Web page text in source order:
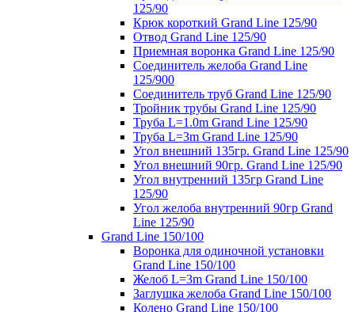
125/90
Крюк короткий Grand Line 125/90
Отвод Grand Line 125/90
Приемная воронка Grand Line 125/90
Соединитель желоба Grand Line
125/900
Соединитель труб Grand Line 125/90
Тройник трубы Grand Line 125/90
Труба L=1.0m Grand Line 125/90
Труба L=3m Grand Line 125/90
Угол внешний 135гр. Grand Line 125/90
Угол внешний 90гр. Grand Line 125/90
Угол внутренний 135гр Grand Line
125/90
Угол желоба внутренний 90гр Grand
Line 125/90
Grand Line 150/100
Воронка для одиночной установки
Grand Line 150/100
Желоб L=3m Grand Line 150/100
Заглушка желоба Grand Line 150/100
Колено Grand Line 150/100